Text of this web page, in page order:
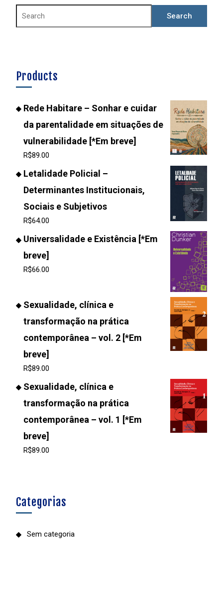
Products
Rede Habitare – Sonhar e cuidar
da parentalidade em situações de
vulnerabilidade [*Em breve]
R$89.00
Letalidade Policial –
Determinantes Institucionais,
Sociais e Subjetivos
R$64.00
Universalidade e Existência [*Em
breve]
R$66.00
Sexualidade, clínica e
transformação na prática
contemporânea – vol. 2 [*Em
breve]
R$89.00
Sexualidade, clínica e
transformação na prática
contemporânea – vol. 1 [*Em
breve]
R$89.00
Categorias
Sem categoria